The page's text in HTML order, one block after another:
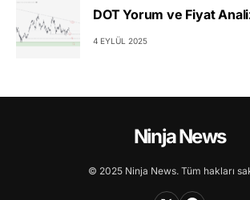
DOT Yorum ve Fiyat
4 EYLÜL 2025
Ninja News
© 2025 Ninja News. Tüm hakları